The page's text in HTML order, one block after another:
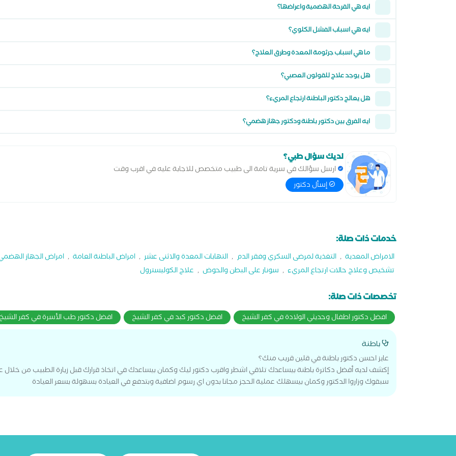
ايه هي القرحة الهضمية واعراضها؟
ايه هي اسباب الفشل الكلوي؟
ما هي اسباب جرثومة المعدة وطرق العلاج؟
هل يوجد علاج للقولون العصبي؟
هل يعالج دكتور الباطنة ارتجاع المريء؟
ايه الفرق بين دكتور باطنة ودكتور جهاز هضمي؟
لديك سؤال طبي؟
ارسل سؤالك في سرية تامة الى طبيب متخصص للاجابة عليه في اقرب وقت
إسأل دكتور
خدمات ذات صلة:
الامراض المعدية , التغذية لمرضى السكري وفقر الدم , التهابات المعدة والاثنى عشر , امراض الباطنة العامة , امراض الجهاز
تشخيص وعلاج حالات ارتجاع المريء , سونار على البطن والحوض , علاج الكوليسترول
تخصصات ذات صلة:
افضل دكتور اطفال وحديثي الولادة في كفر الشيخ افضل دكتور كبد في كفر الشيخ افضل دكتور طب الأسرة في كفر
باطنة
عايز احسن دكتور باطنة في قلين قريب منك؟
إكشف لديه أفضل دكاترة باطنة بيساعدك تلاقي اشطر واقرب دكتور ليك وكمان بيساعدك في اتخاذ قرارك قبل زيارة الطبيب من
سبقوك وزاروا الدكتور وكمان بيسهلك عملية الحجز مجانا بدون اي رسوم اضافية وبتدفع في العيادة بسهولة بسعر العيادة